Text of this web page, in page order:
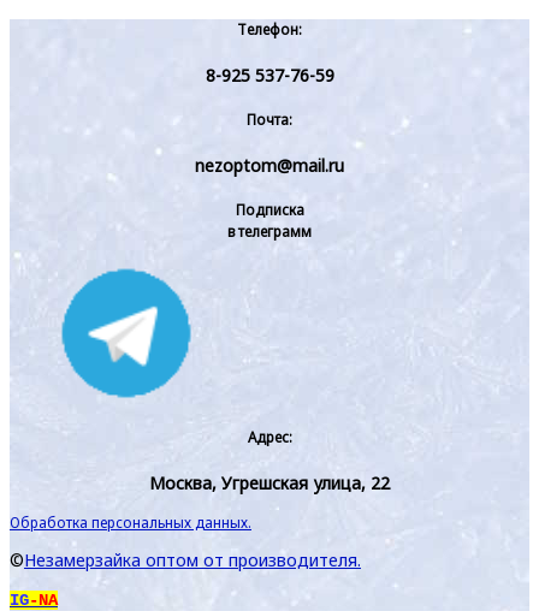
Телефон:
8-925 537-76-59
Почта:
nezoptom@mail.ru
Подписка
в телеграмм
Адрес:
Москва, Угрешская улица, 22
Обработка персональных данных.
©Незамерзайка оптом от производителя.
IG-NA